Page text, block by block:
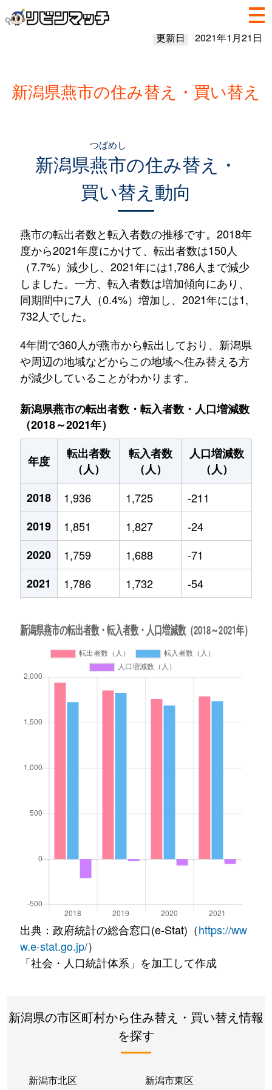
更新日 2021年1月21日
新潟県燕市の住み替え・買い替え
新潟県燕市
つばめし
の住み替え・
買い替え動向
燕市の転出者数と転入者数の推移です。2018年
度から2021年度にかけて、転出者数は150人
（7.7%）減少し、2021年には1,786人まで減少
しました。一方、転入者数は増加傾向にあり、
同期間中に7人（0.4%）増加し、2021年には1,
732人でした。
4年間で360人が燕市から転出しており、新潟県
や周辺の地域などからこの地域へ住み替える方
が減少していることがわかります。
新潟県燕市の転出者数・転入者数・人口増減数
（2018～2021年）
年度
転出者数
（人）
転入者数
（人）
人口増減数
（人）
2018
1,936 1,725
-211
2019
1,851 1,827
-24
2020
1,759 1,688
-71
2021
1,786 1,732 -54
出典：政府統計の総合窓口(e-Stat)（https://ww
w.e-stat.go.jp/）
「社会・人口統計体系」を加工して作成
新潟県の市区町村から住み替え・買い替え情報
を探す
新潟市北区 新潟市東区